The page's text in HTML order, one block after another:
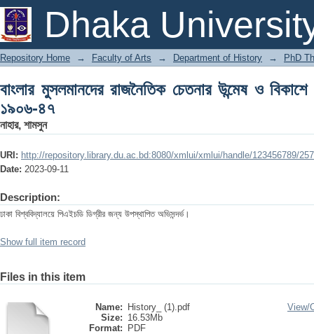
Dhaka
বাংলার মুসলমানদের রাজনৈতিক চেতনার উন্মেষ ও
Repository Home → Faculty of Arts → Department of History → PhD
বাংলার মুসলমানদের রাজনৈতিক চেতনার উন্মেষ ও
১৯০৬-৪৭
নাহার, শামসুন
URI: http://repository.library.du.ac.bd:8080/xmlui/xmlui/handle/123456789/
Date: 2023-09-11
Description:
ঢাকা বিশ্ববিদ্যালয়ে পিএইচডি ডিগ্রীর জন্য উপস্থাপিত অভিসন্দর্ভ।
Show full item record
Files in this item
Name:
History_ (1).pdf
Size: 16.53Mb
Format:
PDF
View/